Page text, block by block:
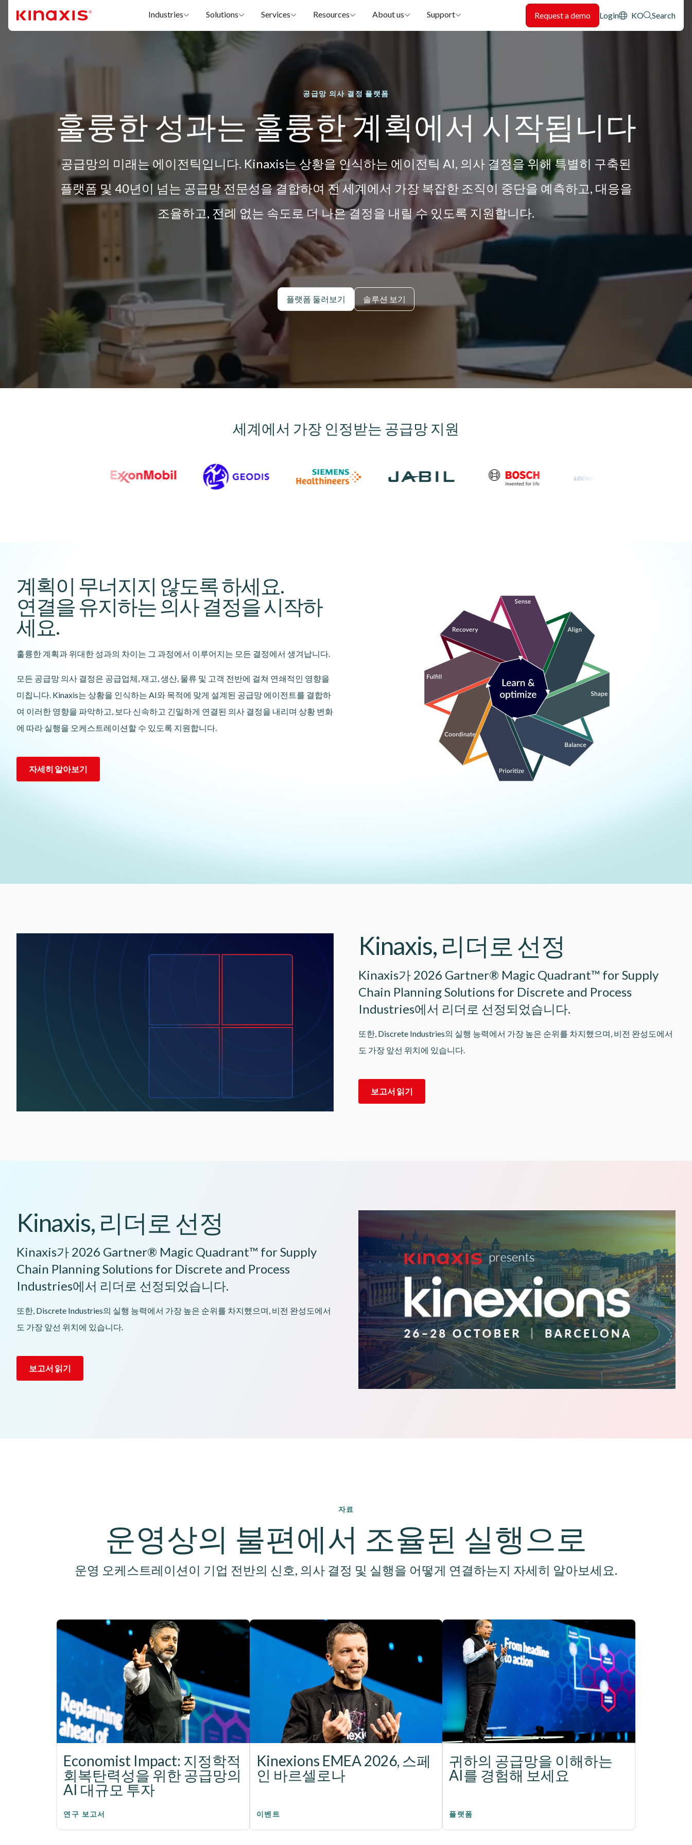
Industries
Solutions Services Resources About us Support Header: Utility
Request a demo Login KO Search
공급망 의사 결정 플랫폼
훌륭한 성과는 훌륭한 계획에서 시작됩니다
공급망의 미래는 에이전틱입니다. Kinaxis는 상황을 인식하는 에이전틱 AI, 의사 결정을 위해 특별히 구축된
플랫폼 및 40년이 넘는 공급망 전문성을 결합하여 전 세계에서 가장 복잡한 조직이 중단을 예측하고, 대응을
조율하고, 전례 없는 속도로 더 나은 결정을 내릴 수 있도록 지원합니다.
플랫폼 둘러보기 솔루션 보기
세계에서 가장 인정받는 공급망 지원
계획이 무너지지 않도록 하세요.
연결을 유지하는 의사 결정을 시작하
세요.
훌륭한 계획과 위대한 성과의 차이는 그 과정에서 이루어지는 모든 결정에서 생겨납니다.
모든 공급망 의사 결정은 공급업체, 재고, 생산, 물류 및 고객 전반에 걸쳐 연쇄적인 영향을
미칩니다. Kinaxis는 상황을 인식하는 AI와 목적에 맞게 설계된 공급망 에이전트를 결합하
여 이러한 영향을 파악하고, 보다 신속하고 긴밀하게 연결된 의사 결정을 내리며 상황 변화
에 따라 실행을 오케스트레이션할 수 있도록 지원합니다.
자세히 알아보기
Kinaxis, 리더로 선정
Kinaxis가 2026 Gartner® Magic Quadrant™ for Supply
Chain Planning Solutions for Discrete and Process
Industries에서 리더로 선정되었습니다.
또한, Discrete Industries의 실행 능력에서 가장 높은 순위를 차지했으며, 비전 완성도에서
도 가장 앞선 위치에 있습니다.
보고서 읽기
Kinaxis, 리더로 선정
Kinaxis가 2026 Gartner® Magic Quadrant™ for Supply
Chain Planning Solutions for Discrete and Process
Industries에서 리더로 선정되었습니다.
또한, Discrete Industries의 실행 능력에서 가장 높은 순위를 차지했으며, 비전 완성도에서
도 가장 앞선 위치에 있습니다.
보고서 읽기
자료
운영상의 불편에서 조율된 실행으로
운영 오케스트레이션이 기업 전반의 신호, 의사 결정 및 실행을 어떻게 연결하는지 자세히 알아보세요.
Economist Impact: 지정학적
회복탄력성을 위한 공급망의
AI 대규모 투자
연구 보고서
Kinexions EMEA 2026, 스페
인 바르셀로나
이벤트
귀하의 공급망을 이해하는
AI를 경험해 보세요
플랫폼